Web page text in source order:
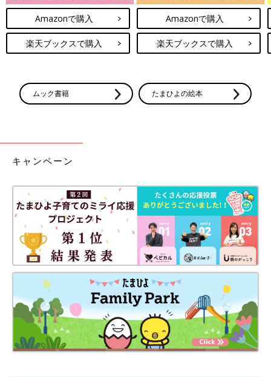
Amazonで購入
楽天ブックスで購入
Amazonで購入
楽天ブックスで購入
ムック書籍 たまひよの絵本
キャンペーン